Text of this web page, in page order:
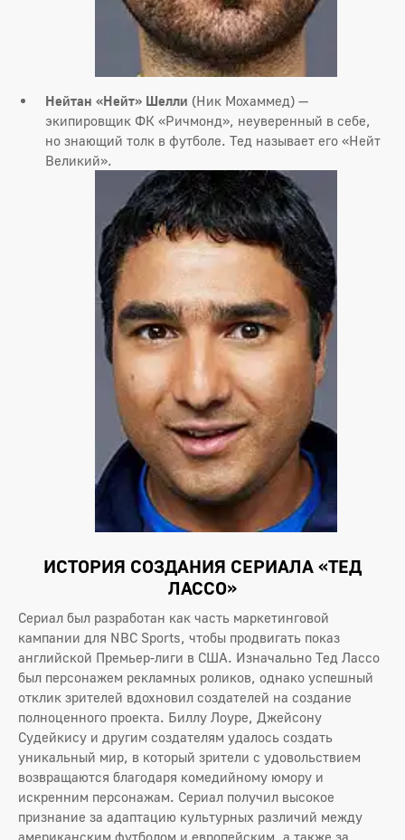
Нейтан «Нейт» Шелли (Ник Мохаммед) —
экипировщик ФК «Ричмонд», неуверенный в себе,
но знающий толк в футболе. Тед называет его «Нейт
Великий».
ИСТОРИЯ СОЗДАНИЯ СЕРИАЛА «ТЕД
ЛАССО»
Сериал был разработан как часть маркетинговой
кампании для NBC Sports, чтобы продвигать показ
английской Премьер-лиги в США. Изначально Тед Лассо
был персонажем рекламных роликов, однако успешный
отклик зрителей вдохновил создателей на создание
полноценного проекта. Биллу Лоуре, Джейсону
Судейкису и другим создателям удалось создать
уникальный мир, в который зрители с удовольствием
возвращаются благодаря комедийному юмору и
искренним персонажам. Сериал получил высокое
признание за адаптацию культурных различий между